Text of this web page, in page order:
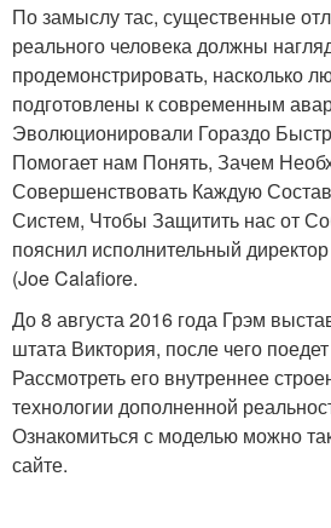
По замыслу тас, существенные
реального человека должны
продемонстрировать, насколько
подготовлены к современным
Эволюционировали Гораздо
Помогает нам Понять, Зачем
Совершенствовать Каждую
Систем, Чтобы Защитить нас от
пояснил исполнительный
(Joe Calafiore.
До 8 августа 2016 года Грэм
штата Виктория, после чего
Рассмотреть его внутреннее
технологии дополненной
Ознакомиться с моделью можно
сайте.